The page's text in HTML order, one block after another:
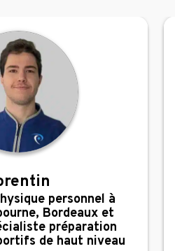
personnel à
Bordeaux et
préparation
de haut niveau